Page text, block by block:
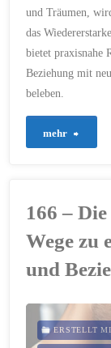
und Träumen,
das
bietet praxisnahe
Beziehung mit
beleben.
mehr
Eine
166 –
Wege zu
und
ERSTELLT